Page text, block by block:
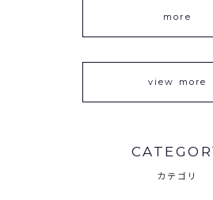
more
view more
カテゴリ